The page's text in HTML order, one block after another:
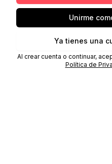
Unirme
Ya tienes una
Al crear cuenta o continuar,
Política de